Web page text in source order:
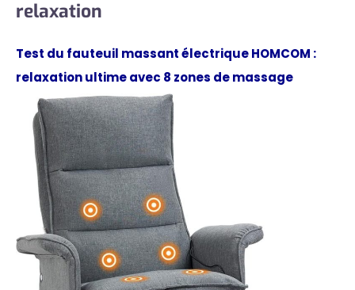
relaxation
Test du fauteuil massant électrique HOMCOM :
relaxation ultime avec 8 zones de massage